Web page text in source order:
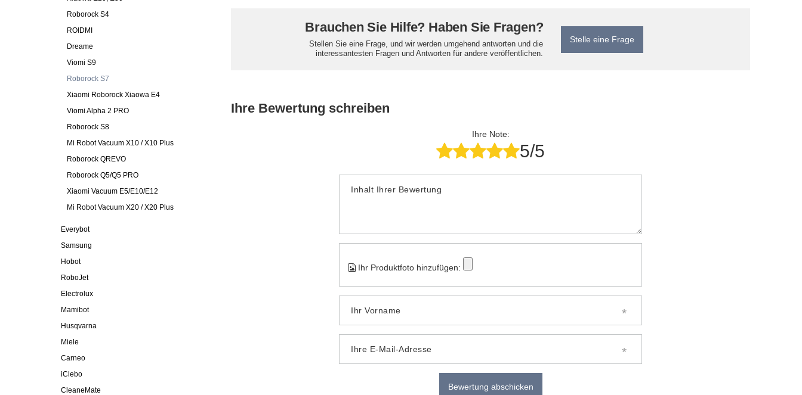
Roborock S4
ROIDMI
Dreame
Viomi S9
Roborock S7
Xiaomi Roborock Xiaowa E4
Viomi Alpha 2 PRO
Roborock S8
Mi Robot Vacuum X10 / X10 Plus
Roborock QREVO
Roborock Q5/Q5 PRO
Xiaomi Vacuum E5/E10/E12
Mi Robot Vacuum X20 / X20 Plus
Everybot
Samsung
Hobot
RoboJet
Electrolux
Mamibot
Husqvarna
Miele
Carneo
iClebo
CleaneMate
Brauchen Sie Hilfe? Haben Sie Fragen?
Stellen Sie eine Frage, und wir werden umgehend antworten und die
interessantesten Fragen und Antworten für andere veröffentlichen.
Stelle eine Frage
Ihre Bewertung schreiben
Ihre Note:
5/5
Inhalt Ihrer Bewertung
Ihr Produktfoto hinzufügen:
Ihr Vorname
Ihre E-Mail-Adresse
Bewertung abschicken